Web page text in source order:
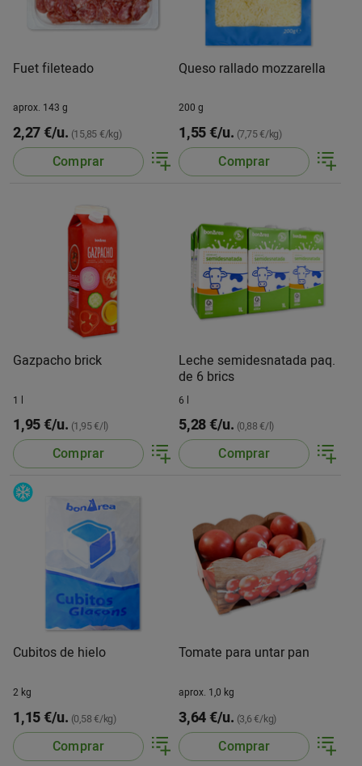
Fuet fileteado
aprox. 143 g
2,27 €/u. (15,85 €/kg)
Comprar
Queso rallado mozzarella
200 g
1,55 €/u. (7,75 €/kg)
Comprar
Gazpacho brick
1 l
1,95 €/u. (1,95 €/l)
Comprar
Leche semidesnatada paq.
de 6 brics
6 l
5,28 €/u. (0,88 €/l)
Comprar
Cubitos de hielo
2 kg
1,15 €/u. (0,58 €/kg)
Comprar
Tomate para untar pan
aprox. 1,0 kg
3,64 €/u. (3,6 €/kg)
Comprar